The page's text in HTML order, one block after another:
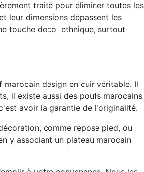
traité pour éliminer toutes les
leur dimensions dépassent les
touche deco ethnique, surtout
design en cuir véritable. Il
il existe aussi des poufs marocains
avoir la garantie de l'originalité.
comme repose pied, ou
y associant un plateau marocain